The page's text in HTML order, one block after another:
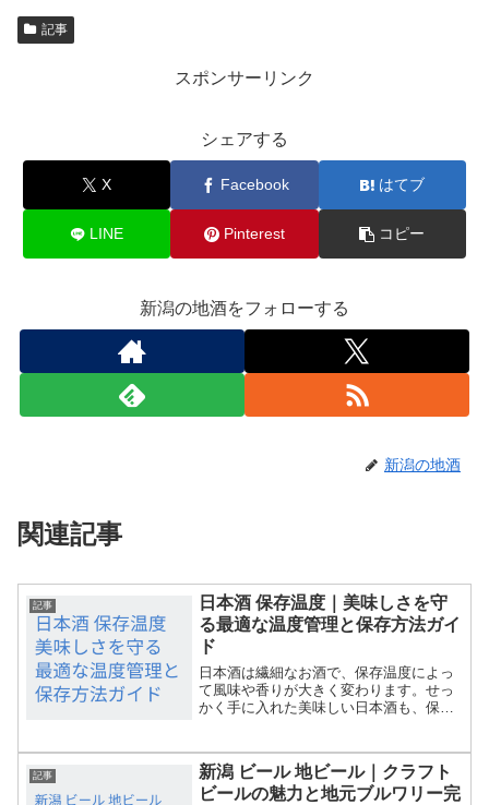
記事
スポンサーリンク
シェアする
X Facebook はてブ
LINE Pinterest コピー
新潟の地酒をフォローする
新潟の地酒
関連記事
記事
日本酒 保存温度｜美味しさを守
る最適な温度管理と保存方法ガイ
ド
日本酒は繊細なお酒で、保存温度によっ
て風味や香りが大きく変わります。せっ
かく手に入れた美味しい日本酒も、保存
最適な管理方法、初心者でも失敗しない
ポイントを詳しくご紹介し...
記事
新潟 ビール 地ビール｜クラフト
ビールの魅力と地元ブルワリー完